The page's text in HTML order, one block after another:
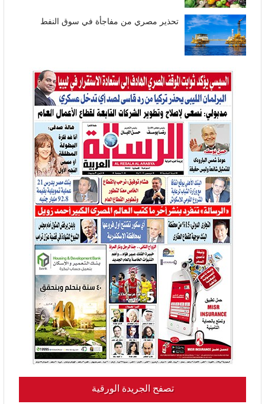
تحذير مصري من مفاجأة في سوق النفط
تصفح الجريدة الورقية